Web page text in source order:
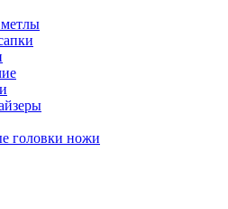
головки ножи